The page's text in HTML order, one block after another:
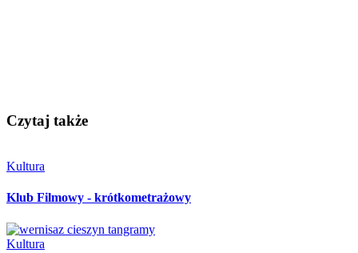
Czytaj także
Kultura
Klub Filmowy - krótkometrażowy
Kultura